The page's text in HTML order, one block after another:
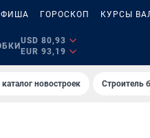
ГОРОСКОП КУРСЫ
USD 80,93
EUR 93,19
новостроек Строитель